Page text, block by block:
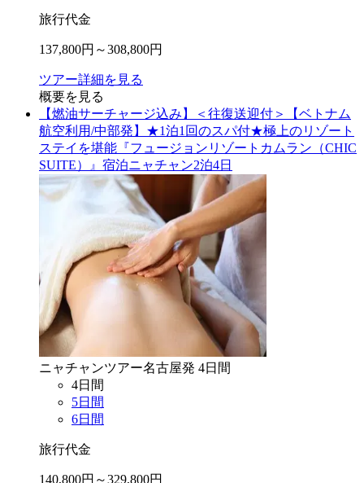
旅行代金
137,800円～308,800円
ツアー詳細を見る
概要を見る
【燃油サーチャージ込み】＜往復送迎付＞【ベトナム
航空利用/中部発】★1泊1回のスパ付★極上のリゾート
ステイを堪能『フュージョンリゾートカムラン（CHIC
SUITE）』宿泊ニャチャン2泊4日
ニャチャンツアー名古屋発 4日間
4日間
5日間
6日間
旅行代金
140,800円～329,800円